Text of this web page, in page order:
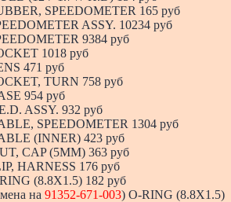
SPEEDOMETER 165 руб
ASSY. 10234 руб
9384 руб
1018 руб
471 руб
TURN 758 руб
954 руб
ASSY. 932 руб
SPEEDOMETER 1304 руб
(INNER) 423 руб
CAP (5MM) 363 руб
HARNESS 176 руб
(8.8X1.5) 182 руб
на 91352-671-003) O-RING (8.8X1.5)